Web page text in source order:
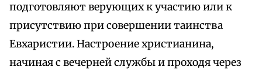
подготовляют верующих к участию или к
присутствию при совершении таинства
Евхаристии. Настроение христианина,
начиная с вечерней службы и проходя через